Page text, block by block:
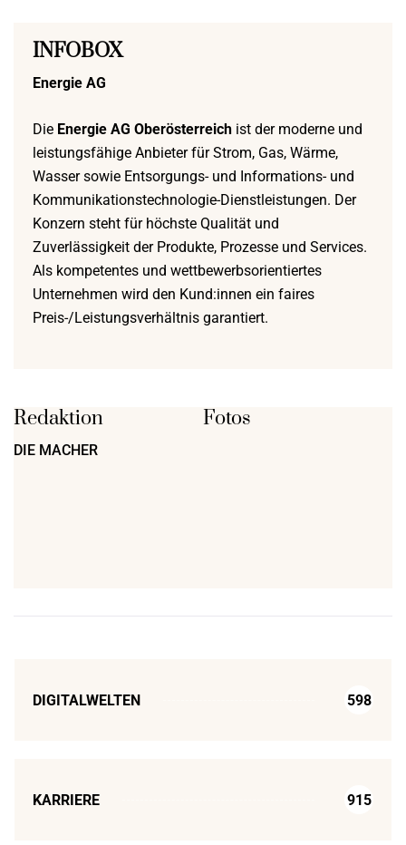
INFOBOX
Energie AG
Die Energie AG Oberösterreichist der moderne und
leistungsfähige Anbieter für Strom, Gas, Wärme,
Wasser sowie Entsorgungs- und Informations- und
Kommunikationstechnologie-Dienstleistungen. Der
Konzern steht für höchste Qualität und
Zuverlässigkeit der Produkte, Prozesse und Services.
Als kompetentes und wettbewerbsorientiertes
Unternehmen wird den Kund:innen ein faires
Preis-/Leistungsverhältnis garantiert.
Redaktion
DIE MACHER
Fotos
DIGITALWELTEN 598
KARRIERE 915